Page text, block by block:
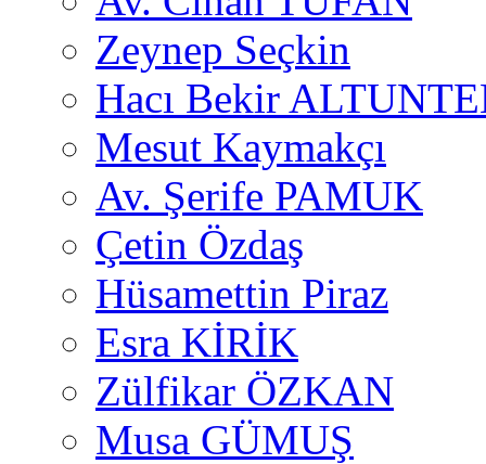
Zeynep Seçkin
Hacı Bekir
Mesut Kaymakçı
Av. Şerife PAMUK
Çetin Özdaş
Hüsamettin Piraz
Esra KİRİK
Zülfikar ÖZKAN
Musa GÜMUŞ